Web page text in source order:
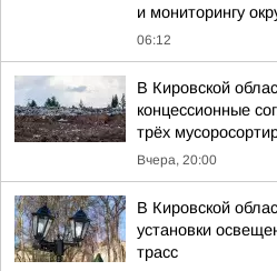
и мониторингу
06:12
В Кировской
концессионные
трёх
Вчера, 20:00
В Кировской
установки
трасс